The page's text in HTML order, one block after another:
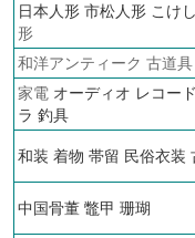
日本人形 市松人形 こけし
形
和洋アンティーク 古道
家電 オーディオ レコード
ラ 釣具
和装 着物 帯留 民俗衣装
中国骨董 鼈甲 珊瑚